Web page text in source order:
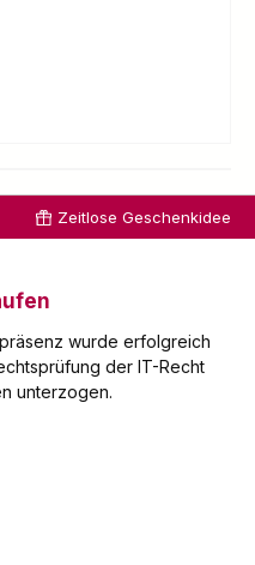
Zeitlose Geschenkidee
wurde erfolgreich
der IT-Recht
unterzogen.